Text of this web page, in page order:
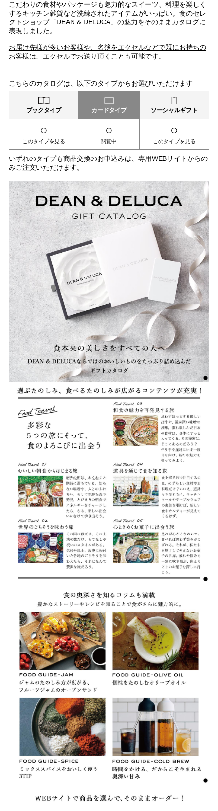
こだわりの食材やパッケージも魅力的なスイーツ、料理を楽しく
するキッチン雑貨など洗練されたアイテムがいっぱい。食のセレ
クトショップ「DEAN & DELUCA」の魅力をそのままカタログに
表現しました。
お届け先様が多いお客様や、名簿をエクセルなどで既にお持ちの
お客様は、エクセルでお送り頂くことも可能です。
こちらのカタログは、以下のタイプからお選びいただけます
ブックタイプ カードタイプ ソーシャルギフト
○
このタイプを見る
○
閲覧中
○
このタイプを見る
いずれのタイプも商品交換のお申込みは、専用WEBサイトからの
みご注文いただけます。